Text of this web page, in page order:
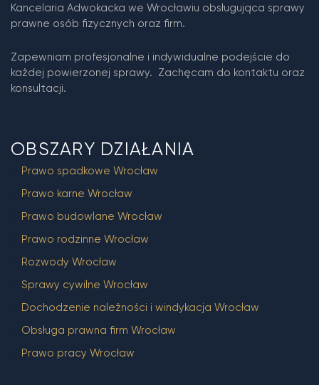
Kancelaria Adwokacka we Wrocławiu obsługująca sprawy
prawne osób fizycznych oraz firm.
Zapewniam profesjonalne i indywidualne podejście do
każdej powierzonej sprawy. Zachęcam do kontaktu oraz
konsultacji.
OBSZARY DZIAŁANIA
Prawo spadkowe Wrocław
Prawo karne Wrocław
Prawo budowlane Wrocław
Prawo rodzinne Wrocław
Rozwody Wrocław
Sprawy cywilne Wrocław
Dochodzenie należności i windykacja Wrocław
Obsługa prawna firm Wrocław
Prawo pracy Wrocław